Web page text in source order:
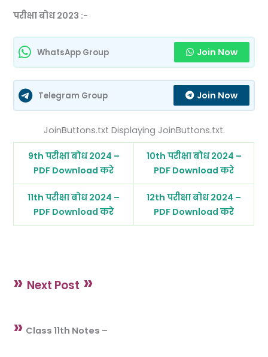
परीक्षा बोध 2023 :-
WhatsApp Group Join Now
Telegram Group Join Now
JoinButtons.txt Displaying JoinButtons.txt.
9th परीक्षा बोध 2024 –
PDF Download करे
10th परीक्षा बोध 2024 –
PDF Download करे
11th परीक्षा बोध 2024 –
PDF Download करे
12th परीक्षा बोध 2024 –
PDF Download करे
» Next Post »
» Class 11th Notes –